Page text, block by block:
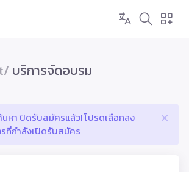
บริการจัดอบรม
หา ปิดรับสมัครแล้ว! โปรดเลือกลง
ที่กำลังเปิดรับสมัคร